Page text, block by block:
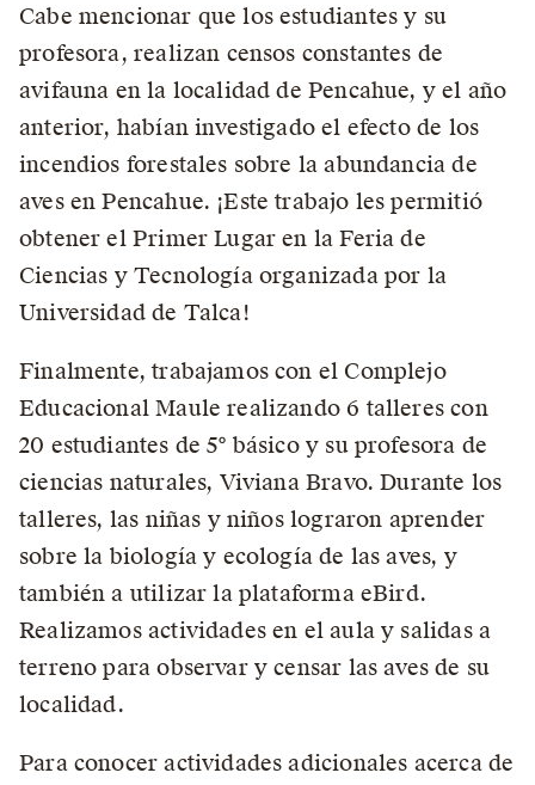
Cabe mencionar que los estudiantes y su
profesora, realizan censos constantes de
avifauna en la localidad de Pencahue, y el año
anterior, habían investigado el efecto de los
incendios forestales sobre la abundancia de
aves en Pencahue. ¡Este trabajo les permitió
obtener el Primer Lugar en la Feria de
Ciencias y Tecnología organizada por la
Universidad de Talca!
Finalmente, trabajamos con el Complejo
Educacional Maule realizando 6 talleres con
20 estudiantes de 5° básico y su profesora de
ciencias naturales, Viviana Bravo. Durante los
talleres, las niñas y niños lograron aprender
sobre la biología y ecología de las aves, y
también a utilizar la plataforma eBird.
Realizamos actividades en el aula y salidas a
terreno para observar y censar las aves de su
localidad.
Para conocer actividades adicionales acerca de